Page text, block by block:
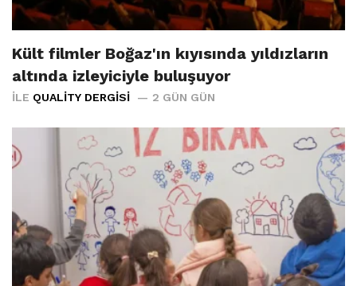
Kült filmler Boğaz'ın kıyısında yıldızların
altında izleyiciyle buluşuyor
İLE QUALITY DERGISI 2 GÜN GÜN